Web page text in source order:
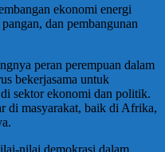
ekonomi energi
dan pembangunan
peran perempuan dalam
bekerjasama untuk
sektor ekonomi dan politik.
di masyarakat, baik di Afrika,
nilai demokrasi dalam